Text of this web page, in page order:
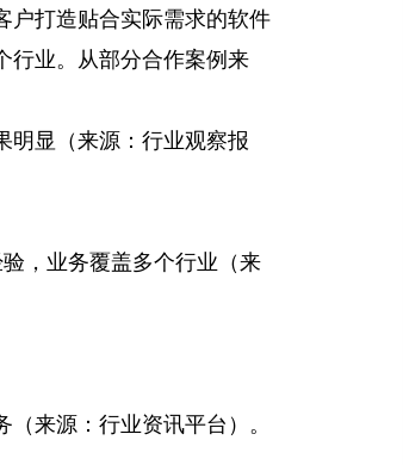
户打造贴合实际需求的软件
行业。从部分合作案例来
明显（来源：行业观察报
，业务覆盖多个行业（来
来源：行业资讯平台）。